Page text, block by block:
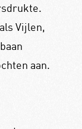
Vijlen,
aan.